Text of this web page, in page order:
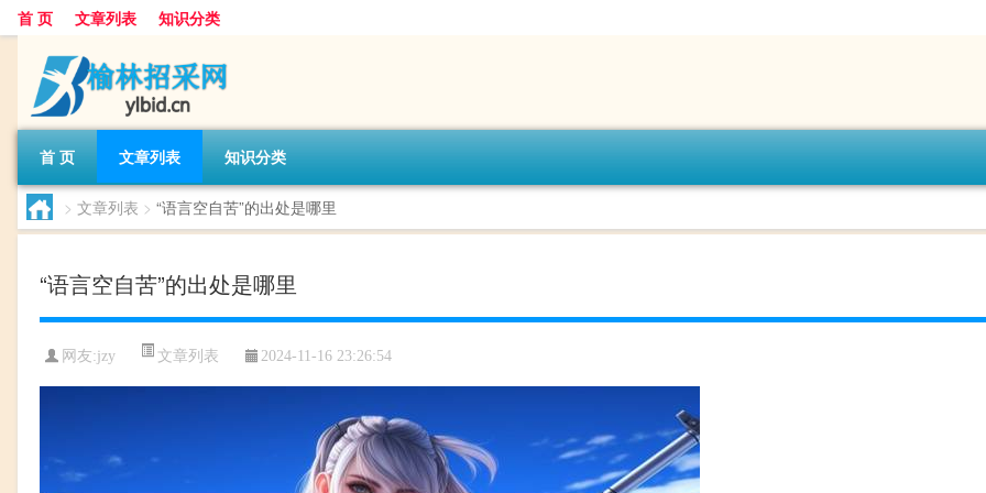
首 页 文章列表 知识分类
首 页 文章列表 知识分类
> 文章列表 > “语言空自苦”的出处是哪里
“语言空自苦”的出处是哪里
网友:jzy 文章列表 2024-11-16 23:26:54